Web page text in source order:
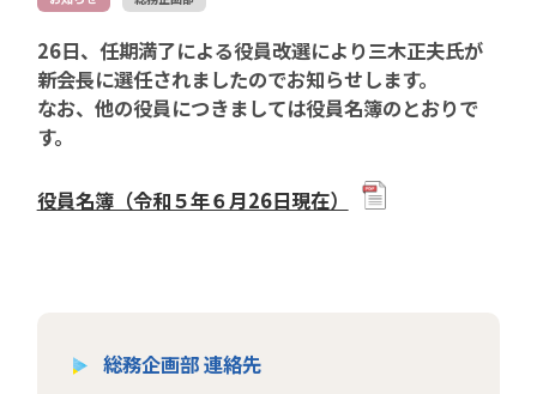
26日、任期満了による役員改選により三木正夫氏が
新会長に選任されましたのでお知らせします。
なお、他の役員につきましては役員名簿のとおりで
す。
役員名簿（令和５年６月26日現在）
総務企画部 連絡先